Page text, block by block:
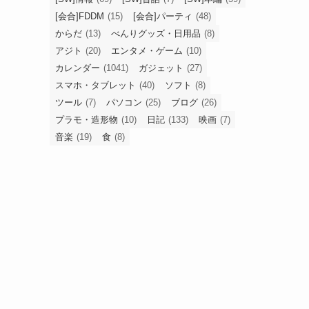
[会合]FDDM (15) [会合]パーティ (48)
からだ (13) べんりグッズ・日用品 (8)
アジト (20) エンタメ・ゲーム (10)
カレンダー (1041) ガジェット (27)
スマホ・タブレット (40) ソフト (8)
ツール (7) パソコン (25) ブログ (26)
プラモ・造形物 (10) 日記 (133) 映画 (7)
音楽 (19) 食 (8)